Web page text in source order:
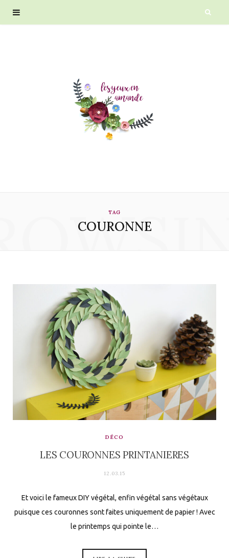
TAG
COURONNE
DÉCO
LES COURONNES PRINTANIERES
12.03.15
Et voici le fameux DIY végétal, enfin végétal sans végétaux
puisque ces couronnes sont faites uniquement de papier ! Avec
le printemps qui pointe le…